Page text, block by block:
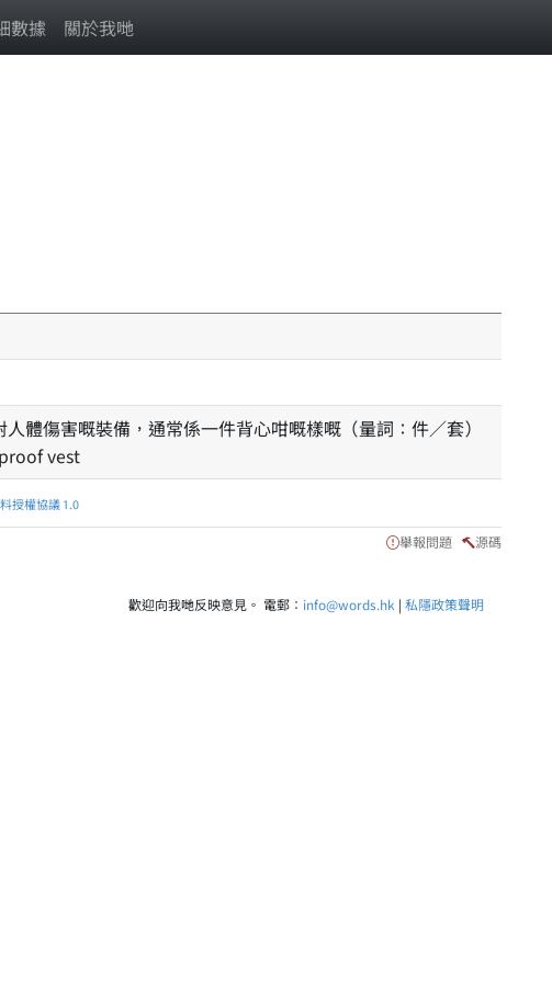
數據 關於我哋
人體傷害嘅裝備，通常係一件背心咁嘅樣嘅（量詞：件／套）
vest
授權協議 1.0
舉報問題 源碼
歡迎向我哋反映意見。 電郵： info@words.hk | 私隱政策聲明